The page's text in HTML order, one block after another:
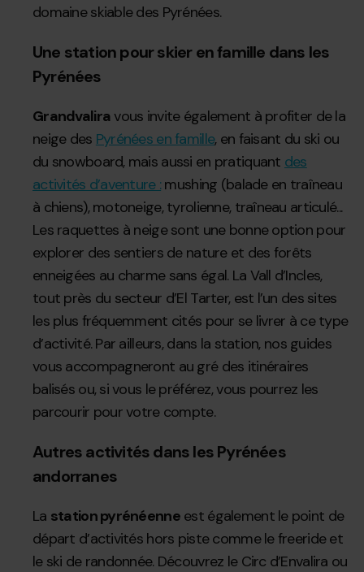
domaine skiable des Pyrénées.
Une station pour skier en famille dans les
Pyrénées
Grandvalira vous invite également à profiter de la
neige des Pyrénées en famille, en faisant du ski ou
du snowboard, mais aussi en pratiquant des
activités d’aventure : mushing (balade en traîneau
à chiens), motoneige, tyrolienne, traîneau articulé...
Les raquettes à neige sont une bonne option pour
explorer des sentiers de nature et des forêts
enneigées au charme sans égal. La Vall d’Incles,
tout près du secteur d’El Tarter, est l’un des sites
les plus fréquemment cités pour se livrer à ce type
d’activité. Par ailleurs, dans la station, nos guides
vous accompagneront au gré des itinéraires
balisés ou, si vous le préférez, vous pourrez les
parcourir pour votre compte.
Autres activités dans les Pyrénées
andorranes
La station pyrénéenneest également le point de
départ d’activités hors piste comme le freeride et
le ski de randonnée. Découvrez le Circ d’Envalira ou